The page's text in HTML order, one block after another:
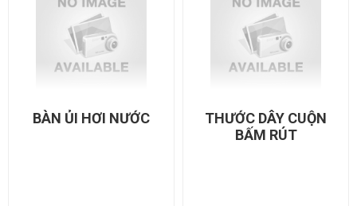
BÀN ỦI HƠI NƯỚC
THƯỚC DÂY CUỘN
BẤM RÚT